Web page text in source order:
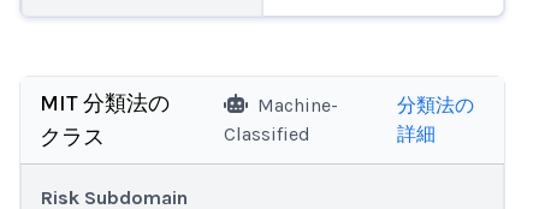
MIT 分類法の
クラス
Machine-
Classified
分類法の
詳細
Risk Subdomain